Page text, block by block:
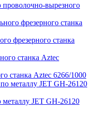
проволочно-вырезного
фрезерного станка
станка Aztec 6266/1000
металлу JET GH-26120